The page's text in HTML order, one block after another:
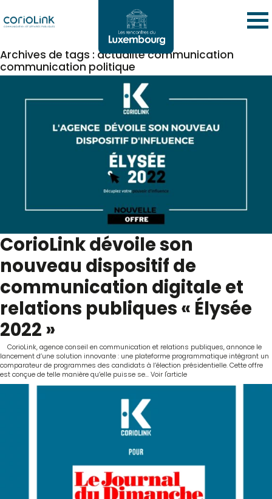
Archives de tags : actualité communication
communication politique
CorioLink dévoile son
nouveau dispositif de
communication digitale et
relations publiques « Élysée
2022 »
CorioLink, agence conseil en communication et relations publiques, annonce le
lancement d’une solution innovante : une plateforme programmatique intégrant un
comparateur de programmes des candidats à l’élection présidentielle. Cette offre
est conçue de telle manière qu’elle puisse se...Voir l'article